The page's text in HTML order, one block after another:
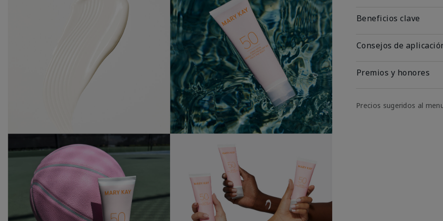
Beneficios clave
Consejos de
Premios y honores
Precios sugeridos al